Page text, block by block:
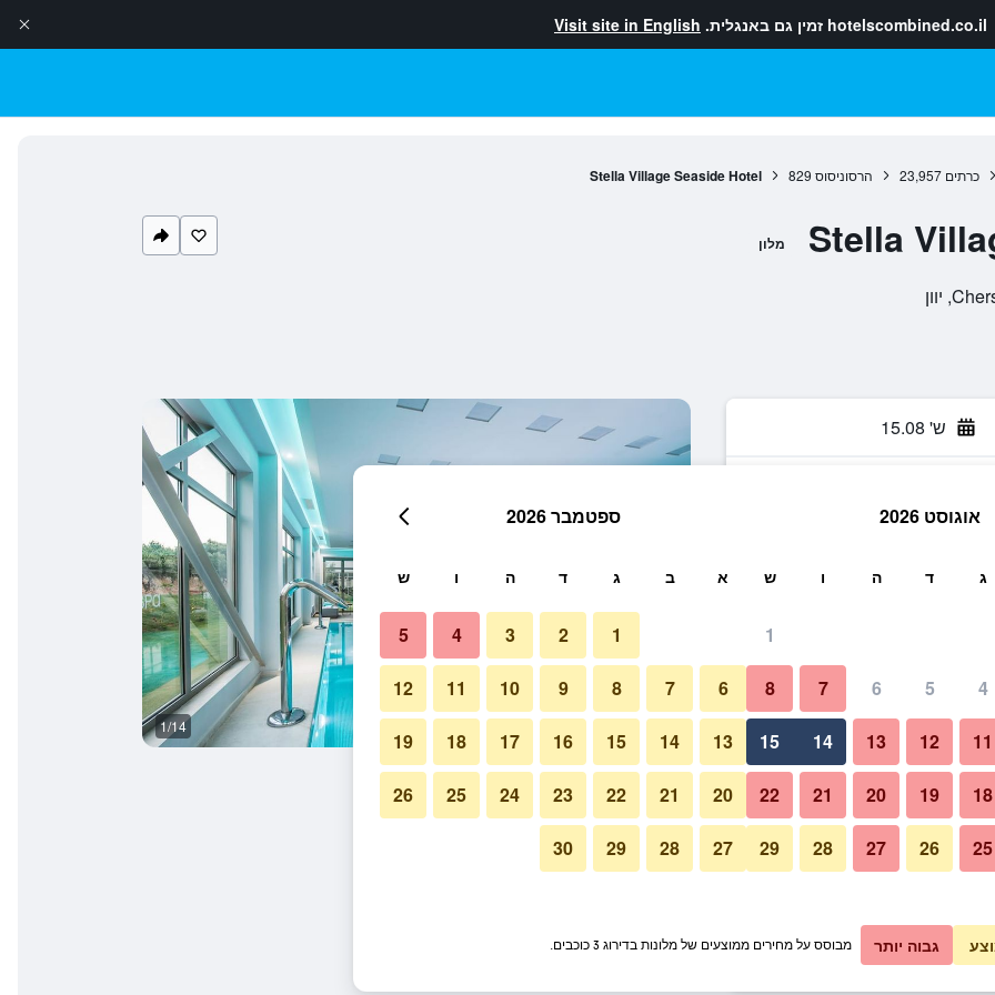
hotelscombined.co.il זמין גם באנגלית. Visit site in English
כרתים 23,957 הרסוניסוס 829
Stella Village Seaside Hotel
Stella מלון
ש' 15.08
ללילה
₪389 אני רוצה להזמין
₪394 אני רוצה להזמין
בריכה 1/14
תמונה של Stella Village Seaside Hotel
אוגוסט 2026
ג ד ה ו ש
1
4
5
6
7
8
11
12
13
14
15
18
19
20
21
22
25
26
27
28
29
ספטמבר 2026
א ב ג ד ה ו ש
1
2
3
4
5
6
7
8
9
10
11
12
13
14
15
16
17
18
19
20
21
22
23
24
25
26
27
28
29
30
גבוה יותר מבוסס על מחירים ממוצעים של מלונות בדירוג 3 כוכבים.